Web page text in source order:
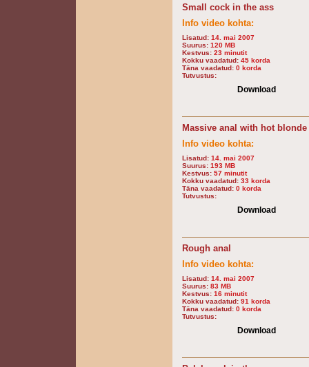
Small cock in the ass
Info video kohta:
Lisatud: 14. mai 2007
Suurus: 120 MB
Kestvus: 23 minutit
Kokku vaadatud: 45 korda
Täna vaadatud: 0 korda
Tutvustus:
Download
Massive anal with hot
Info video kohta:
Lisatud: 14. mai 2007
Suurus: 193 MB
Kestvus: 57 minutit
Kokku vaadatud: 33 korda
Täna vaadatud: 0 korda
Tutvustus:
Download
Rough anal
Info video kohta:
Lisatud: 14. mai 2007
Suurus: 83 MB
Kestvus: 16 minutit
Kokku vaadatud: 91 korda
Täna vaadatud: 0 korda
Tutvustus:
Download